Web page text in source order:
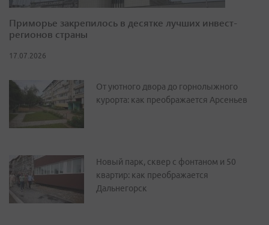
Приморье закрепилось в десятке лучших инвест-
регионов страны
17.07.2026
От уютного двора до горнолыжного
курорта: как преображается Арсеньев
Новый парк, сквер с фонтаном и 50
квартир: как преображается
Дальнегорск